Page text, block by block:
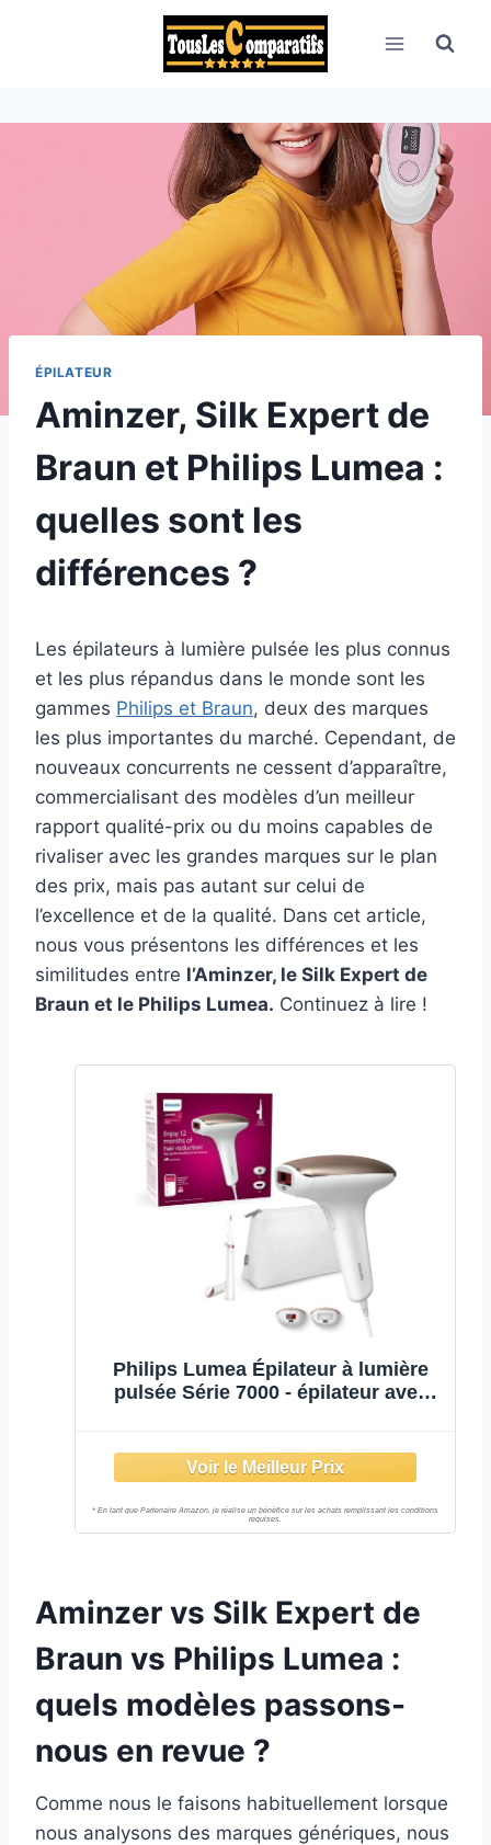
ÉPILATEUR
Aminzer, Silk Expert de
Braun et Philips Lumea :
quelles sont les
différences ?
Les épilateurs à lumière pulsée les plus connus
et les plus répandus dans le monde sont les
gammes Philips et Braun, deux des marques
les plus importantes du marché. Cependant, de
nouveaux concurrents ne cessent d’apparaître,
commercialisant des modèles d’un meilleur
rapport qualité-prix ou du moins capables de
rivaliser avec les grandes marques sur le plan
des prix, mais pas autant sur celui de
l’excellence et de la qualité. Dans cet article,
nous vous présentons les différences et les
similitudes entre l’Aminzer, le Silk Expert de
Braun et le Philips Lumea. Continuez à lire !
Philips Lumea Épilateur à lumière
pulsée Série 7000 - épilateur avec
utilisation filaire (modèle BRI921/00)
Aminzer vs Silk Expert de
Braun vs Philips Lumea :
quels modèles passons-
nous en revue ?
Comme nous le faisons habituellement lorsque
nous analysons des marques génériques, nous